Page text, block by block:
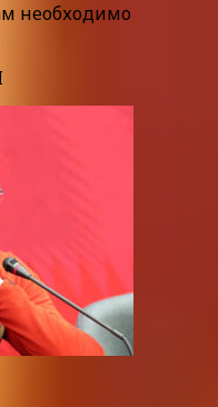
необходимо